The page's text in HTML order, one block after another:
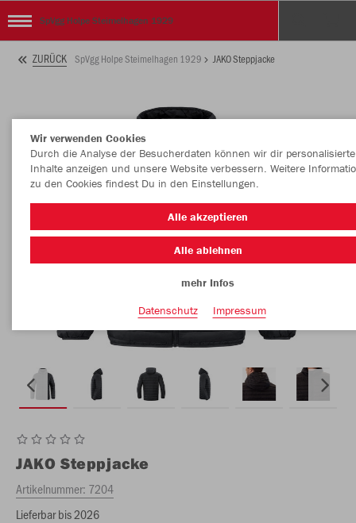
SpVgg Holpe Steimelhagen 1929
ZURÜCK SpVgg Holpe Steimelhagen 1929 JAKO Steppjacke
JAKO Steppjacke
Artikelnummer: 7204
Lieferbar bis 2026
Wir verwenden Cookies
Durch die Analyse der Besucherdaten können wir dir personalisierte
Inhalte anzeigen und unsere Website verbessern. Weitere
zu den Cookies findest Du in den Einstellungen.
Alle akzeptieren
Alle ablehnen
mehr Infos
Datenschutz
Impressum